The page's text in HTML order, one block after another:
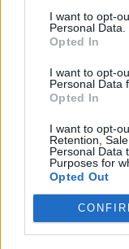
I want to opt-
Personal Data.
Opted In
I want to opt-
Personal Data
Opted In
I want to opt-
Retention,
Personal Data
Purposes for
Opted Out
Středočeský
Předchozí článek
Příbramští policisté
recidivistu, který
a chatky